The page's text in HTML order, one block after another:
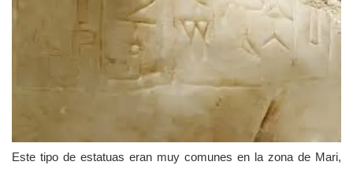
Este tipo de estatuas eran muy comunes en la zona de Mari,